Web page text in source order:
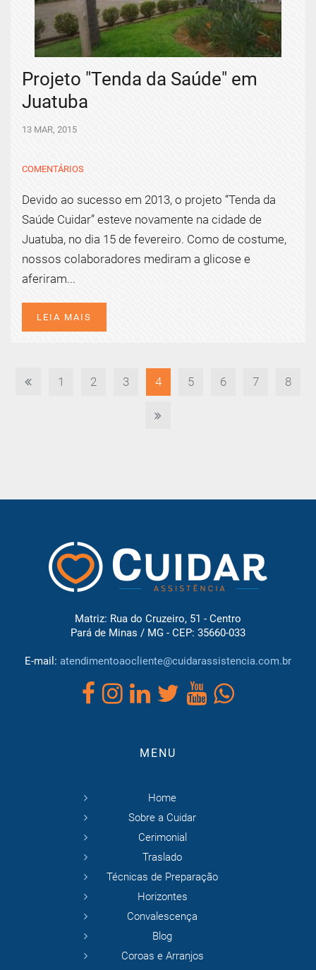
Projeto "Tenda da Saúde" em
Juatuba
13 MAR, 2015
COMENTÁRIOS
Devido ao sucesso em 2013, o projeto “Tenda da
Saúde Cuidar” esteve novamente na cidade de
Juatuba, no dia 15 de fevereiro. Como de costume,
nossos colaboradores mediram a glicose e
aferiram...
LEIA MAIS
1 2 3 4 5 6 7 8
Matriz: Rua do Cruzeiro, 51 - Centro
Pará de Minas / MG - CEP: 35660-033
E-mail: atendimentoaocliente@cuidarassistencia.com.br
MENU
Home
Sobre a Cuidar
Cerimonial
Traslado
Técnicas de Preparação
Horizontes
Convalescença
Blog
Coroas e Arranjos